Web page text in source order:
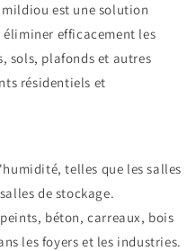
est une solution
efficacement les
sols, plafonds et autres
résidentiels et
telles que les salles
de stockage.
béton, carreaux, bois
les foyers et les industries.